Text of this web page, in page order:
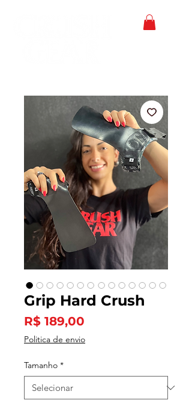
Grip Hard Crush
R$ 189,00
Politica de envio
Tamanho *